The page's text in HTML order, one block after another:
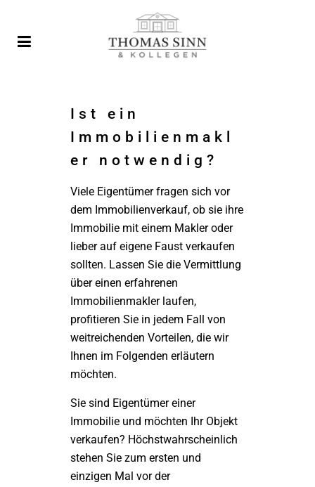
Ist ein
Immobilienmakl
er notwendig?
Viele Eigentümer fragen sich vor
dem Immobilienverkauf, ob sie ihre
Immobilie mit einem Makler oder
lieber auf eigene Faust verkaufen
sollten. Lassen Sie die Vermittlung
über einen erfahrenen
Immobilienmakler laufen,
profitieren Sie in jedem Fall von
weitreichenden Vorteilen, die wir
Ihnen im Folgenden erläutern
möchten.
Sie sind Eigentümer einer
Immobilie und möchten Ihr Objekt
verkaufen? Höchstwahrscheinlich
stehen Sie zum ersten und
einzigen Mal vor der